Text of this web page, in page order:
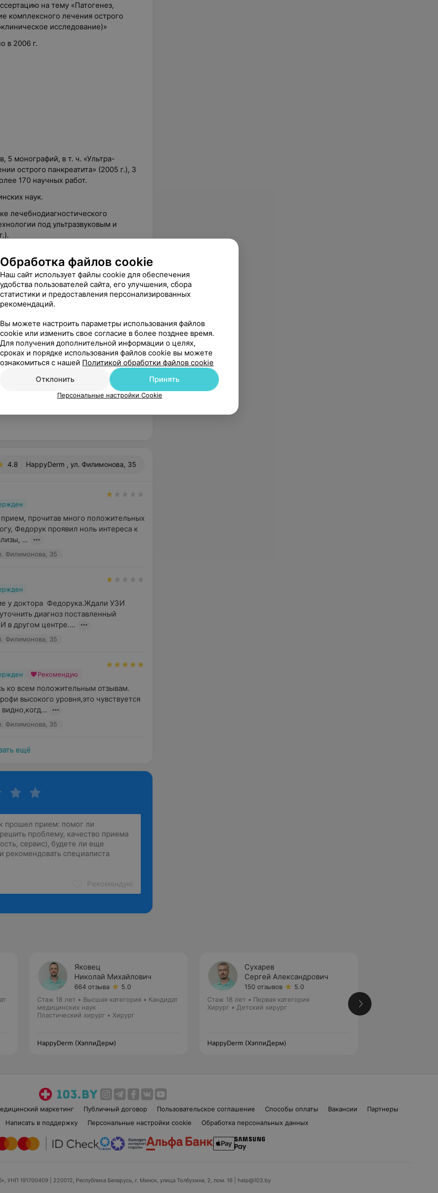
на тему «Патогенез,
комплексного лечения острого
исследование)»
в 2006 г.
5 монографий, в т. ч. «Ультра-
острого панкреатита» (2005 г.), 3
170 научных работ.
наук.
лечебно­диагностического
под ультразвуковым и
г.) операции по трансплантации
гастроэнтерологии г.
категории: по
(2007 г.),
экспертного совета по науке и
лучевой диагностики,
диагностики,
Министерства здравоохранения
4.8 HappyDerm , ул. Филимонова, 35
прием, прочитав много положительных
Федорук проявил ноль интереса к
...
Филимонова, 35
у доктора  Федорука.Ждали УЗИ
диагноз поставленный
в другом центре....
Филимонова, 35
Рекомендую
ко всем положительным отзывам.
высокого уровня,это чувствуется
Филимонова, 35
ещё
Рекомендую
Яковец
Николай Михайлович
664 отзыва
5.0
Стаж 18 лет • Высшая категория • Кандидат
медицинских наук
Пластический хирург • Хирург
HappyDerm (ХэппиДерм)
Сухарев
Сергей Александрович
150 отзывов
5.0
Стаж 18 лет • Первая категория
Хирург • Детский хирург
HappyDerm (ХэппиДерм)
маркетинг Публичный договор Пользовательское соглашение Способы оплаты Вакансии
Партнеры
Написать в поддержку Персональные настройки cookie Обработка персональных данных
УНП 191700409 | 220012, Республика Беларусь, г. Минск, улица Толбухина, 2, пом. 16 | help@103.by
Обработка файлов cookie
Наш сайт использует файлы cookie для обеспечения
удобства пользователей сайта, его улучшения, сбора
статистики и предоставления персонализированных
рекомендаций.
Вы можете настроить параметры использования файлов
cookie или изменить свое согласие в более позднее время.
Для получения дополнительной информации о целях,
сроках и порядке использования файлов cookie вы можете
ознакомиться с нашей Политикой обработки файлов cookie
Отклонить
Принять
Персональные настройки Cookie